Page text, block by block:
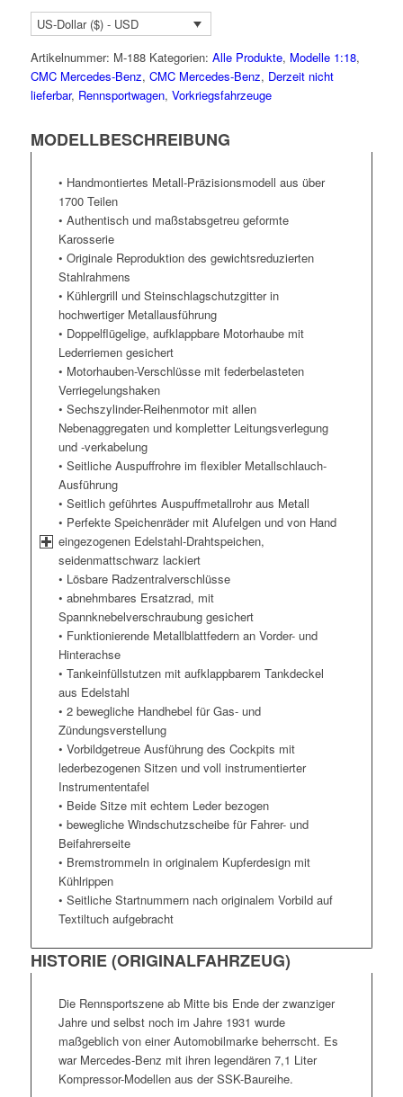
US-Dollar ($) - USD
Artikelnummer: M-188 Kategorien: Alle Produkte, Modelle 1:18,
CMC Mercedes-Benz, CMC Mercedes-Benz, Derzeit nicht
lieferbar, Rennsportwagen, Vorkriegsfahrzeuge
MODELLBESCHREIBUNG
• Handmontiertes Metall-Präzisionsmodell aus über
1700 Teilen
• Authentisch und maßstabsgetreu geformte
Karosserie
• Originale Reproduktion des gewichtsreduzierten
Stahlrahmens
• Kühlergrill und Steinschlagschutzgitter in
hochwertiger Metallausführung
• Doppelflügelige, aufklappbare Motorhaube mit
Lederriemen gesichert
• Motorhauben-Verschlüsse mit federbelasteten
Verriegelungshaken
• Sechszylinder-Reihenmotor mit allen
Nebenaggregaten und kompletter Leitungsverlegung
und -verkabelung
• Seitliche Auspuffrohre im flexibler Metallschlauch-
Ausführung
• Seitlich geführtes Auspuffmetallrohr aus Metall
• Perfekte Speichenräder mit Alufelgen und von Hand
eingezogenen Edelstahl-Drahtspeichen,
seidenmattschwarz lackiert
• Lösbare Radzentralverschlüsse
• abnehmbares Ersatzrad, mit
Spannknebelverschraubung gesichert
• Funktionierende Metallblattfedern an Vorder- und
Hinterachse
• Tankeinfüllstutzen mit aufklappbarem Tankdeckel
aus Edelstahl
• 2 bewegliche Handhebel für Gas- und
Zündungsverstellung
• Vorbildgetreue Ausführung des Cockpits mit
lederbezogenen Sitzen und voll instrumentierter
Instrumententafel
• Beide Sitze mit echtem Leder bezogen
• bewegliche Windschutzscheibe für Fahrer- und
Beifahrerseite
• Bremstrommeln in originalem Kupferdesign mit
Kühlrippen
• Seitliche Startnummern nach originalem Vorbild auf
Textiltuch aufgebracht
HISTORIE (ORIGINALFAHRZEUG)
Die Rennsportszene ab Mitte bis Ende der zwanziger
Jahre und selbst noch im Jahre 1931 wurde
maßgeblich von einer Automobilmarke beherrscht. Es
war Mercedes-Benz mit ihren legendären 7,1 Liter
Kompressor-Modellen aus der SSK-Baureihe.